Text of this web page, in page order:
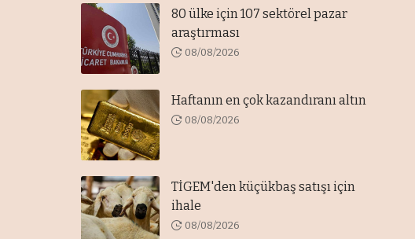
80 ülke için 107 sektörel pazar
araştırması
08/08/2026
Haftanın en çok kazandıranı altın
08/08/2026
TİGEM'den küçükbaş satışı için
ihale
08/08/2026